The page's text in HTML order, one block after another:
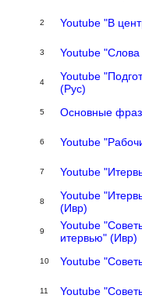
2 Youtube "В
3 Youtube
4
Youtube
(Рус)
5 Основные
6 Youtube
7 Youtube
8
Youtube
(Ивр)
9
Youtube
итервью" (Ивр)
10 Youtube
11 Youtube